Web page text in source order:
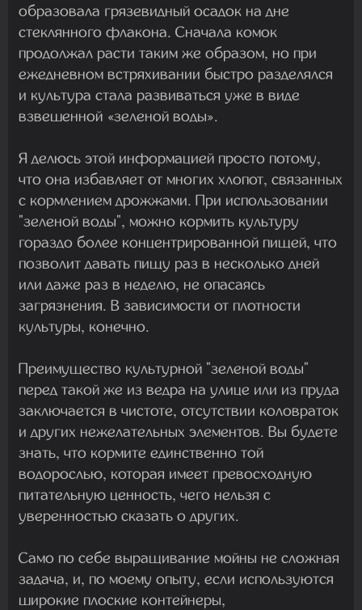
образовала грязевидный осадок на дне
стеклянного флакона. Сначала комок
продолжал расти таким же образом, но при
ежедневном встряхивании быстро разделялся
и культура стала развиваться уже в виде
взвешенной «зеленой воды».
Я делюсь этой информацией просто потому,
что она избавляет от многих хлопот, связанных
с кормлением дрожжами. При использовании
"зеленой воды", можно кормить культуру
гораздо более концентрированной пищей, что
позволит давать пищу раз в несколько дней
или даже раз в неделю, не опасаясь
загрязнения. В зависимости от плотности
культуры, конечно.
Преимущество культурной "зеленой воды"
перед такой же из ведра на улице или из пруда
заключается в чистоте, отсутствии коловраток
и других нежелательных элементов. Вы будете
знать, что кормите единственно той
водорослью, которая имеет превосходную
питательную ценность, чего нельзя с
уверенностью сказать о других.
Само по себе выращивание мойны не сложная
задача, и, по моему опыту, если используются
широкие плоские контейнеры,